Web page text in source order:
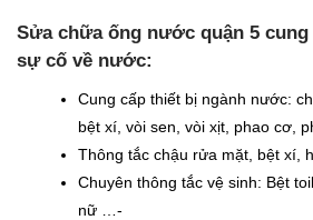
Sửa chữa ống nước quận 5 cung
sự cố về nước:
Cung cấp thiết bị ngành nước:
bệt xí, vòi sen, vòi xịt, phao cơ,
Thông tắc chậu rửa mặt, bệt xí,
Chuyên thông tắc vệ sinh: Bệt
nữ …-